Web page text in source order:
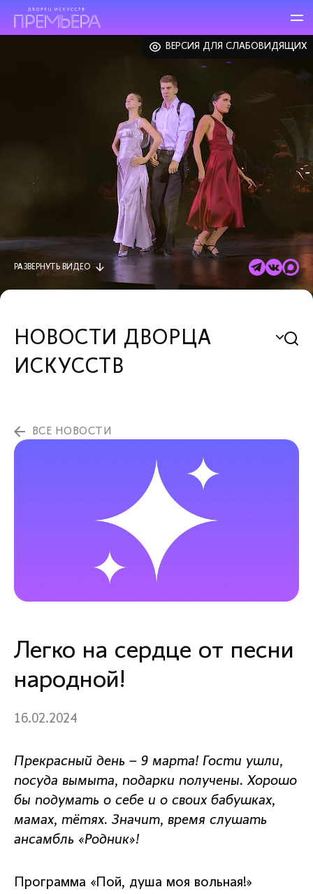
ВЕРСИЯ ДЛЯ СЛАБОВИДЯЩИХ
РАЗВЕРНУТЬ ВИДЕО
НОВОСТИ ДВОРЦА
ИСКУССТВ
ВСЕ НОВОСТИ
Легко на сердце от песни
народной!
16.02.2024
Прекрасный день – 9 марта! Гости ушли,
посуда вымыта, подарки получены. Хорошо
бы подумать о себе и о своих бабушках,
мамах, тётях. Значит, время слушать
ансамбль «Родник»!
Программа «Пой, душа моя вольная!»